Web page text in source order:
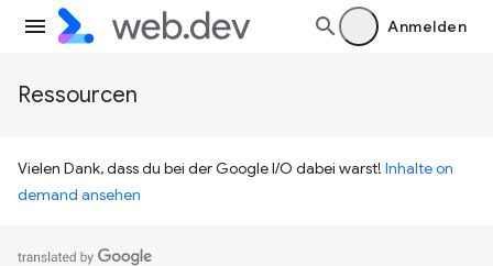
Anmelden
Ressourcen
Vielen Dank, dass du bei der Google I/O dabei warst! Inhalte on
demand ansehen